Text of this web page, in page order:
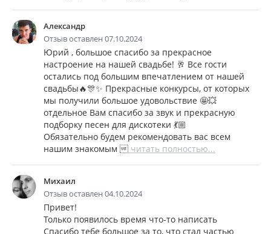
Александр
Отзыв оставлен 07.10.2024
Юрий , большое спасибо за прекрасное
настроение на нашей свадьбе! 🥂 Все гости
остались под большим впечатлением от нашей
свадьбы🔥🎊✨ Прекрасные конкурсы, от которых
мы получили большое удовольствие 🤩💥
отдельное Вам спасибо за звук и прекрасную
подборку песен для дискотеки 💃🏼
Обязательно будем рекомендовать вас всем
нашим знакомым читать полностью...
Михаил
Отзыв оставлен 04.10.2024
Привет!
Только появилось время что-то написать
Спасибо тебе большое за то, что стал частью